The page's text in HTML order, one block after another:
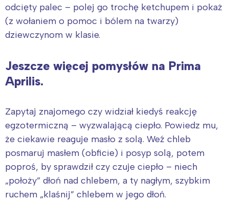
odcięty palec – polej go trochę ketchupem i pokaż
(z wołaniem o pomoc i bólem na twarzy)
dziewczynom w klasie.
Jeszcze więcej pomysłów na Prima
Aprilis.
Zapytaj znajomego czy widział kiedyś reakcję
egzotermiczną – wyzwalającą ciepło. Powiedz mu,
że ciekawie reaguje masło z solą. Weź chleb
posmaruj masłem (obficie) i posyp solą, potem
poproś, by sprawdził czy czuje ciepło – niech
„położy” dłoń nad chlebem, a ty nagłym, szybkim
ruchem „klaśnij” chlebem w jego dłoń.